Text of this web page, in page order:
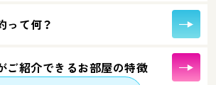
って何？
ご紹介できるお部屋の特徴